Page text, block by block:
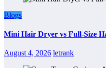
Blogs
Mini Hair Dryer vs Full-Size
August 4, 2026 letrank